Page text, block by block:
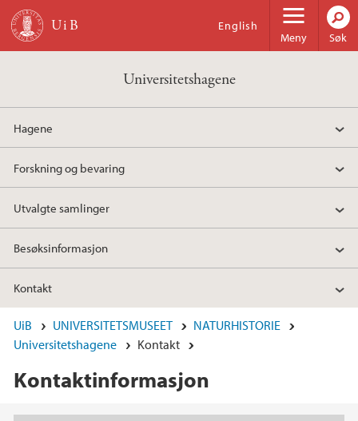
Hopp til hovedinnhold
Meny
English
Søk
Universitetshagene
Hagene
Forskning og bevaring
Utvalgte samlinger
Besøksinformasjon
Kontakt
UiB UNIVERSITETSMUSEET
NATURHISTORIE
Universitetshagene
Kontakt
Kontaktinformasjon